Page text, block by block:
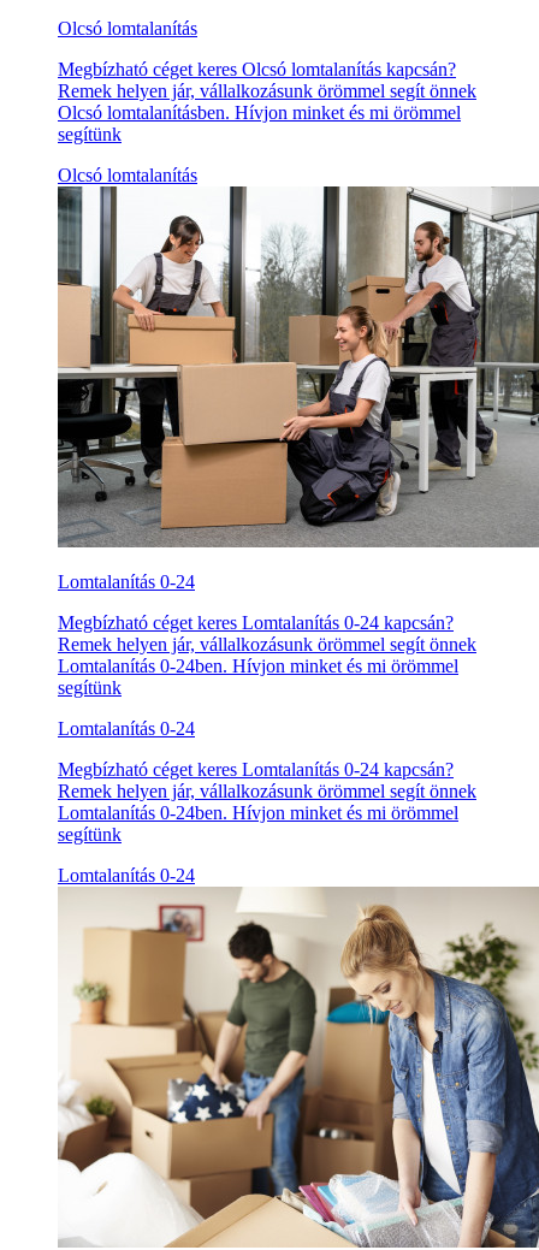
Olcsó lomtalanítás
Megbízható céget keres Olcsó lomtalanítás kapcsán?
Remek helyen jár, vállalkozásunk örömmel segít önnek
Olcsó lomtalanításben. Hívjon minket és mi örömmel
segítünk
Olcsó lomtalanítás
Lomtalanítás 0-24
Megbízható céget keres Lomtalanítás 0-24 kapcsán?
Remek helyen jár, vállalkozásunk örömmel segít önnek
Lomtalanítás 0-24ben. Hívjon minket és mi örömmel
segítünk
Lomtalanítás 0-24
Megbízható céget keres Lomtalanítás 0-24 kapcsán?
Remek helyen jár, vállalkozásunk örömmel segít önnek
Lomtalanítás 0-24ben. Hívjon minket és mi örömmel
segítünk
Lomtalanítás 0-24